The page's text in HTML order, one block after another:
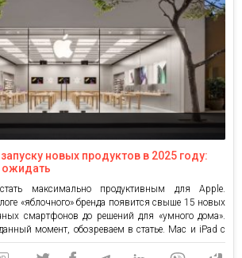
новых продуктов в 2025 году:
ожидать
максимально продуктивным для Apple.
«яблочного» бренда появится свыше 15 новых
смартфонов до решений для «умного дома».
момент, обозреваем в статье. Mac и iPad с
производительность и ИИ Компания готовит